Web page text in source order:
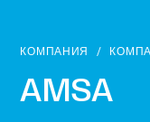
КОМПАНИЯ /
AMSA